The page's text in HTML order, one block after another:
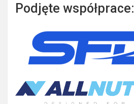
Podjęte współprace: